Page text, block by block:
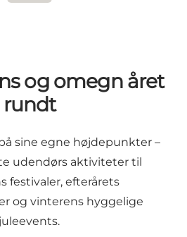
og omegn året
rundt
sine egne højdepunkter –
udendørs aktiviteter til
festivaler, efterårets
og vinterens hyggelige
juleevents.